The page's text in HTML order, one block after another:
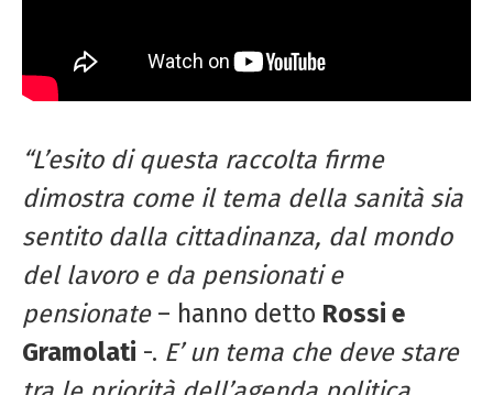
“L’esito di questa raccolta firme
dimostra come il tema della sanità sia
sentito dalla cittadinanza, dal mondo
del lavoro e da pensionati e
pensionate– hanno detto Rossi e
Gramolati -. E’ un tema che deve stare